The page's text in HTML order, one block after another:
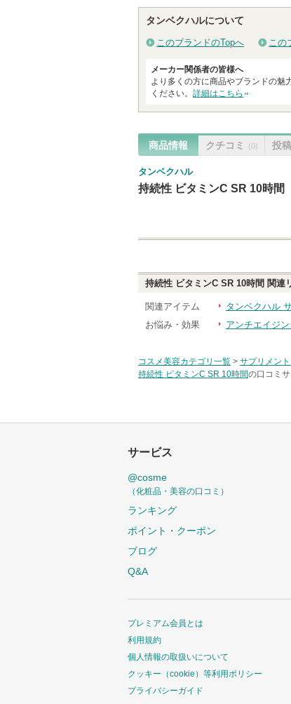
タンベクハルについて
このブランドのTopへ この
メーカー関係者の皆様へ
より多くの方に商品やブランドの魅
ください。 詳細はこちら
商品情報 クチコミ (0) 投
タンベクハル
持続性 ビタミンC SR 10時間
持続性 ビタミンC SR 10時間 関連
関連アイテム タンベクハル
お悩み・効果
アンチエイジ
コスメ美容カテゴリ一覧 > サプリメン
持続性 ビタミンC SR 10時間の口コミ
サービス
@cosme
（化粧品・美容の口コミ）
ランキング
ポイント・クーポン
ブログ
Q&A
プレミアム会員とは
利用規約
個人情報の取扱いについて
クッキー（cookie）等利用ポリシー
プライバシーガイド